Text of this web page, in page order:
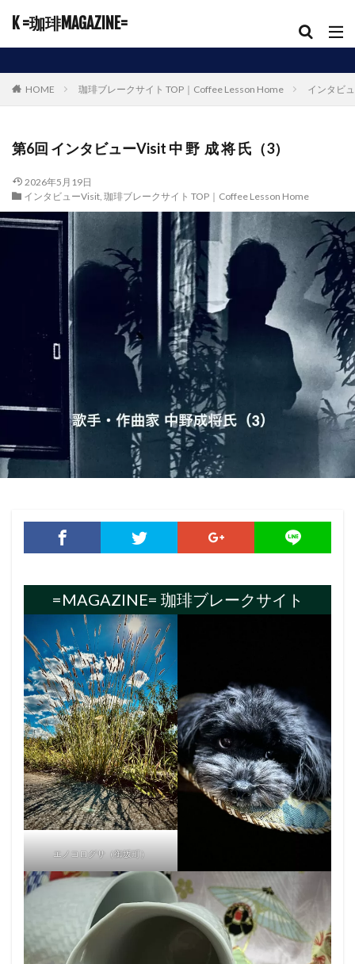
K =珈琲MAGAZINE=
HOME 珈琲ブレークサイト TOP｜Coffee Lesson Home インタビ
第6回 インタビューVisit 中 野 成 将 氏（3）
2026年5月19日
インタビューVisit, 珈琲ブレークサイト TOP｜Coffee Lesson Home
=MAGAZINE= 珈琲ブレークサイト
エノコログサ（御坂町）